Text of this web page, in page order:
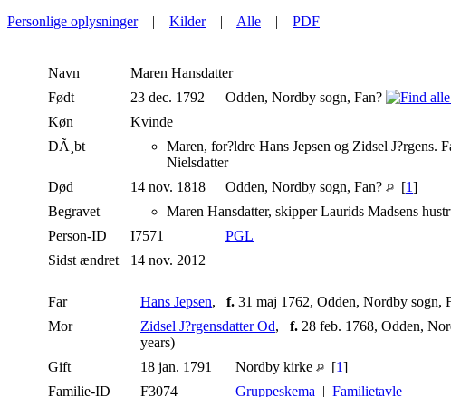
Personlige oplysninger| Kilder| Alle | PDF
Navn Maren Hansdatter
Født
23 dec. 1792 Odden, Nordby sogn, Fan?
Køn
Kvinde
DÃ¸bt
Maren, for?ldre Hans Jepsen og Zidsel J?rgens.
Nielsdatter
Død
14 nov. 1818 Odden, Nordby sogn, Fan? [1]
Begravet
Maren Hansdatter, skipper Laurids Madsens
Person-ID
I7571
PGL
Sidst ændret
14 nov. 2012
Far Hans Jepsen, f. 31 maj 1762, Odden, Nordby sogn,
Mor
Zidsel J?rgensdatter Od, f. 28 feb. 1768, Odden,
years)
Gift
18 jan. 1791 Nordby kirke [1]
Familie-ID
F3074 Gruppeskema | Familietavle